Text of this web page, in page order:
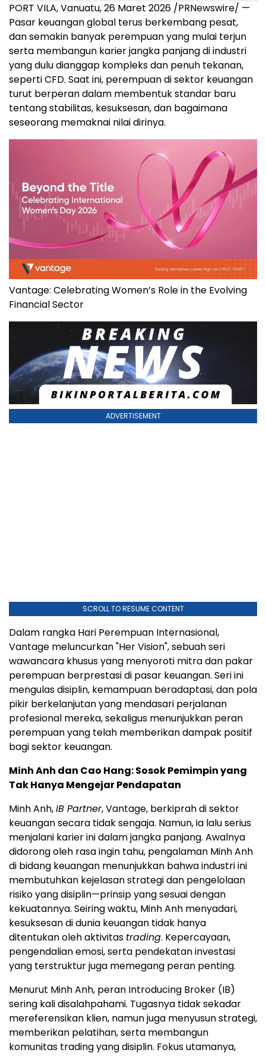
PORT VILA, Vanuatu, 26 Maret 2026 /PRNewswire/ —
Pasar keuangan global terus berkembang pesat,
dan semakin banyak perempuan yang mulai terjun
serta membangun karier jangka panjang di industri
yang dulu dianggap kompleks dan penuh tekanan,
seperti CFD. Saat ini, perempuan di sektor keuangan
turut berperan dalam membentuk standar baru
tentang stabilitas, kesuksesan, dan bagaimana
seseorang memaknai nilai dirinya.
Vantage: Celebrating Women’s Role in the Evolving
Financial Sector
ADVERTISEMENT
SCROLL TO RESUME CONTENT
Dalam rangka Hari Perempuan Internasional,
Vantage meluncurkan "Her Vision", sebuah seri
wawancara khusus yang menyoroti mitra dan pakar
perempuan berprestasi di pasar keuangan. Seri ini
mengulas disiplin, kemampuan beradaptasi, dan pola
pikir berkelanjutan yang mendasari perjalanan
profesional mereka, sekaligus menunjukkan peran
perempuan yang telah memberikan dampak positif
bagi sektor keuangan.
Minh Anh dan Cao Hang: Sosok Pemimpin yang
Tak Hanya Mengejar Pendapatan
Minh Anh,IB Partner, Vantage, berkiprah di sektor
keuangan secara tidak sengaja. Namun, ia lalu serius
menjalani karier ini dalam jangka panjang. Awalnya
didorong oleh rasa ingin tahu, pengalaman Minh Anh
di bidang keuangan menunjukkan bahwa industri ini
membutuhkan kejelasan strategi dan pengelolaan
risiko yang disiplin—prinsip yang sesuai dengan
kekuatannya. Seiring waktu, Minh Anh menyadari,
kesuksesan di dunia keuangan tidak hanya
ditentukan oleh aktivitas trading. Kepercayaan,
pengendalian emosi, serta pendekatan investasi
yang terstruktur juga memegang peran penting.
Menurut Minh Anh, peran Introducing Broker (IB)
sering kali disalahpahami. Tugasnya tidak sekadar
mereferensikan klien, namun juga menyusun strategi,
memberikan pelatihan, serta membangun
komunitas trading yang disiplin. Fokus utamanya,